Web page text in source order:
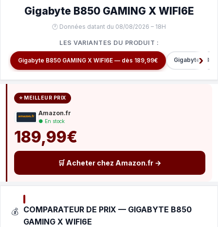
Gigabyte B850 GAMING X WIFI6E
🕐 Données datant du 08/08/2026 – 18H
LES VARIANTES DU PRODUIT :
Gigabyte B850 GAMING X WIFI6E — dès 189,99€ Gigabyte B850
⭐ MEILLEUR PRIX
Amazon.fr
● En stock
189,99€
🛒 Acheter chez Amazon.fr →
💰 COMPARATEUR DE PRIX — GIGABYTE B850
GAMING X WIFI6E